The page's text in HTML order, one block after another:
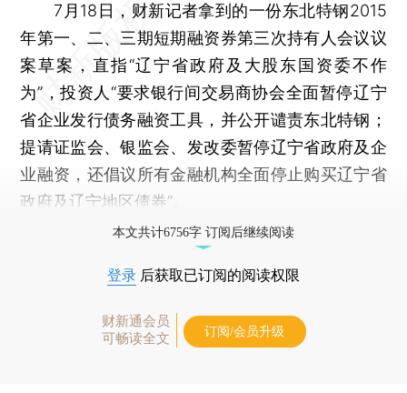
7月18日，财新记者拿到的一份东北特钢2015
年第一、二、三期短期融资券第三次持有人会议议
案草案，直指“辽宁省政府及大股东国资委不作
为”，投资人“要求银行间交易商协会全面暂停辽宁
省企业发行债务融资工具，并公开谴责东北特钢；
提请证监会、银监会、发改委暂停辽宁省政府及企
业融资，还倡议所有金融机构全面停止购买辽宁省
政府及辽宁地区债券”。
本文共计6756字 订阅后继续阅读
登录 后获取已订阅的阅读权限
财新通会员
可畅读全文
订阅/会员升级